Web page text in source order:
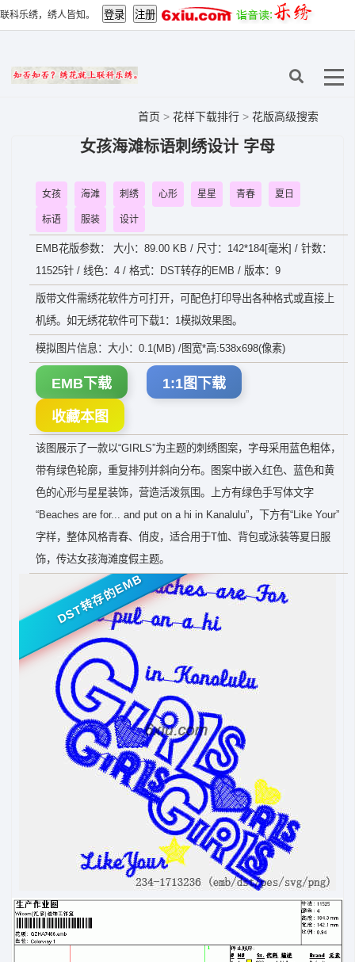
联科乐绣，绣人皆知。
首页 > 花样下载排行 > 花版高级搜索
女孩海滩标语刺绣设计 字母
女孩 海滩 刺绣 心形 星星 青春 夏日
标语 服装 设计
EMB花版参数： 大小：89.00 KB / 尺寸：142*184[毫米] / 针数：
11525针 / 线色：4 / 格式：DST转存的EMB / 版本：9
版带文件需绣花软件方可打开，可配色打印导出各种格式或直接上
机绣。如无绣花软件可下载1：1模拟效果图。
模拟图片信息：大小：0.1(MB) /图宽*高:538x698(像素)
EMB下载 1:1图下载
收藏本图
该图展示了一款以“GIRLS”为主题的刺绣图案，字母采用蓝色粗体，
带有绿色轮廓，重复排列并斜向分布。图案中嵌入红色、蓝色和黄
色的心形与星星装饰，营造活泼氛围。上方有绿色手写体文字
“Beaches are for... and put on a hi in Kanalulu”，下方有“Like Your”
字样，整体风格青春、俏皮，适合用于T恤、背包或泳装等夏日服
饰，传达女孩海滩度假主题。
DST转存的EMB